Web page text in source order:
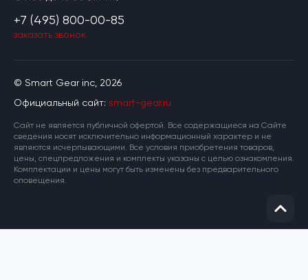
© Smart Gear inc, 2026
Официальный сайт: smart-gear.ru
Cайт не является публичной офертой. Все содержащиеся на Сайте
сведения носят исключительно информационный характер и не
являются исчерпывающими. Все условия приобретения товаров,
цены, спецпредложения и комплекты указаны с целью ознакомления.
Комплектации и цены могут быть изменены без предварительного
оповещения.
+7 (495) 800-00-85
заказать звонок